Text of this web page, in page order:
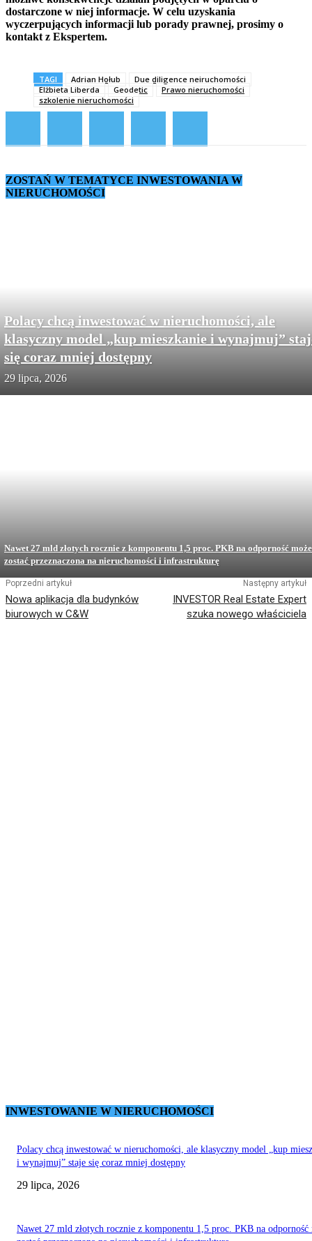
dostarczone w niej informacje. W celu uzyskania
wyczerpujących informacji lub porady prawnej, prosimy o
kontakt z Ekspertem.
TAGI Adrian Hołub
Due diligence neiruchomości
Elżbieta Liberda
Geodetic
Prawo nieruchomości
szkolenie nieruchomości
ZOSTAŃ W TEMATYCE INWESTOWANIA W
NIERUCHOMOŚCI
Polacy chcą inwestować w nieruchomości, ale
klasyczny model „kup mieszkanie i wynajmuj”
się coraz mniej dostępny
29 lipca, 2026
Nawet 27 mld złotych rocznie z komponentu 1,5 proc. PKB na odporność może
zostać przeznaczona na nieruchomości i infrastrukturę
Poprzedni artykuł
Nowa aplikacja dla budynków
biurowych w C&W
Następny artykuł
INVESTOR Real Estate Expert
szuka nowego właściciela
INWESTOWANIE W NIERUCHOMOŚCI
Polacy chcą inwestować w nieruchomości, ale klasyczny model „kup
i wynajmuj” staje się coraz mniej dostępny
29 lipca, 2026
Nawet 27 mld złotych rocznie z komponentu 1,5 proc. PKB na odporność